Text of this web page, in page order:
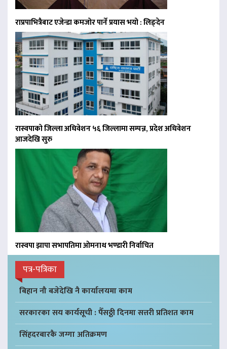
राप्रपाभित्रैबाट एजेन्डा कमजोर पार्ने प्रयास भयो : लिङ्देन
रास्वपाको जिल्ला अधिवेशन ५६ जिल्लामा सम्पन्न, प्रदेश अधिवेशन
आजदेखि सुरु
रास्वपा झापा सभापतिमा ओमनाथ भण्डारी निर्वाचित
पत्र-पत्रिका
बिहान नौ बजेदेखि नै कार्यालयमा काम
सरकारका सय कार्यसूची : पैँसठ्ठी दिनमा सत्तरी प्रतिशत काम
सिंहदरबारकै जग्गा अतिक्रमण